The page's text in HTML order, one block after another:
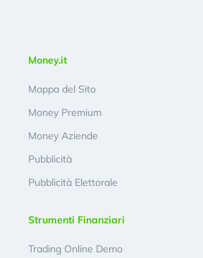
Money.it
Mappa del Sito
Money Premium
Money Aziende
Pubblicità
Pubblicità Elettorale
Strumenti Finanziari
Trading Online Demo